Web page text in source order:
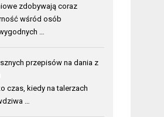
zdobywają coraz
wśród osób
…
przepisów na dania z
czas, kiedy na talerzach
…